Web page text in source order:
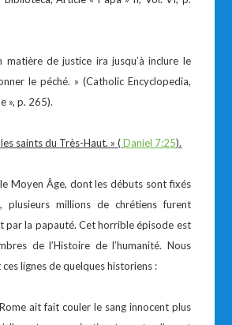
matière de justice ira jusqu’à inclure le
le péché. » (Catholic Encyclopedia,
», p. 265).
saints du Très-Haut. » (Daniel 7:25).
Moyen Âge, dont les débuts sont fixés
plusieurs millions de chrétiens furent
par la papauté. Cet horrible épisode est
de l’Histoire de l’humanité. Nous
lignes de quelques historiens :
ait fait couler le sang innocent plus